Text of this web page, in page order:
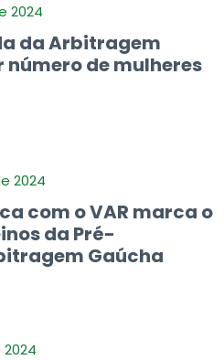
2024
da Arbitragem
de mulheres
2024
com o VAR marca o
da Pré-
Gaúcha